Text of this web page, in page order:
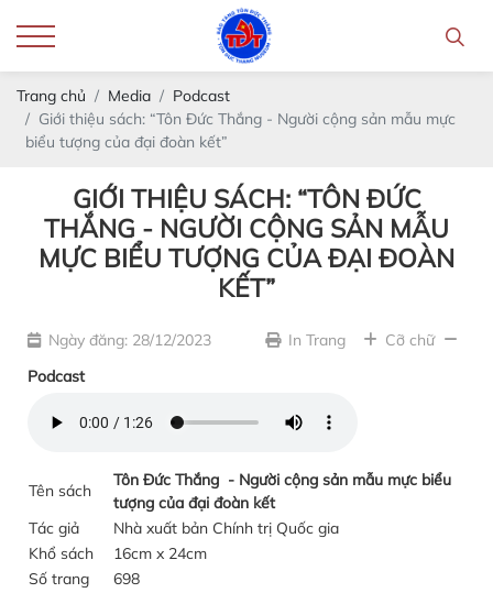
Trang chủ Media
Podcast
Giới thiệu sách: “Tôn Đức Thắng - Người cộng sản mẫu mực
biểu tượng của đại đoàn kết”
GIỚI THIỆU SÁCH: “TÔN ĐỨC
THẮNG - NGƯỜI CỘNG SẢN MẪU
MỰC BIỂU TƯỢNG CỦA ĐẠI ĐOÀN
KẾT”
Ngày đăng: 28/12/2023 In Trang
Cỡ chữ
Podcast
Tên sách
Tôn Đức Thắng - Người cộng sản mẫu mực biểu
tượng của đại đoàn kết
Tác giả
Nhà xuất bản Chính trị Quốc gia
Khổ sách
16cm x 24cm
Số trang
698